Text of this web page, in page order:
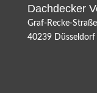
Dachdecker
Graf-Recke-
40239 Düsseldorf